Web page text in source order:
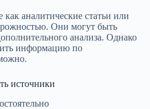
аналитические статьи или
Они могут быть
анализа. Однако
информацию по
источники